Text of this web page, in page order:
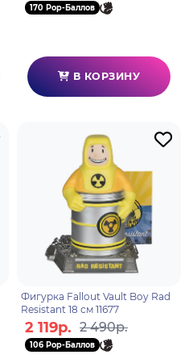
170 Pop-Баллов
В КОРЗИНУ
Фигурка Fallout Vault Boy Rad
Resistant 18 см 11677
2 119р. 2 490р.
106 Pop-Баллов